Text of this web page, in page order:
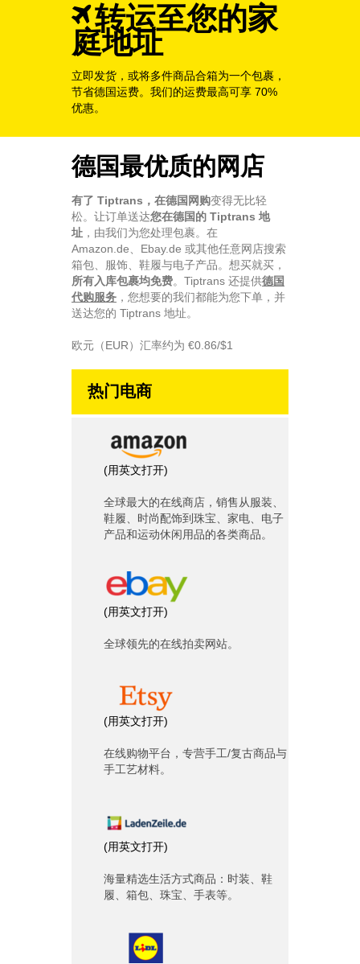
转运至您的家
庭地址
立即发货，或将多件商品合箱为一个包裹，
节省德国运费。我们的运费最高可享 70%
优惠。
德国最优质的网店
有了 Tiptrans，在德国网购变得无比轻
松。让订单送达您在德国的 Tiptrans 地
址 ，由我们为您处理包裹。在
Amazon.de、Ebay.de 或其他任意网店搜索
箱包、服饰、鞋履与电子产品。想买就买，
所有入库包裹均免费。Tiptrans 还提供德国
代购服务 ，您想要的我们都能为您下单，并
送达您的 Tiptrans 地址。
欧元（EUR）汇率约为 €0.86/$1
热门电商
(用英文打开)
全球最大的在线商店，销售从服装、
鞋履、时尚配饰到珠宝、家电、电子
产品和运动休闲用品的各类商品。
(用英文打开)
全球领先的在线拍卖网站。
(用英文打开)
在线购物平台，专营手工/复古商品与
手工艺材料。
(用英文打开)
海量精选生活方式商品：时装、鞋
履、箱包、珠宝、手表等。